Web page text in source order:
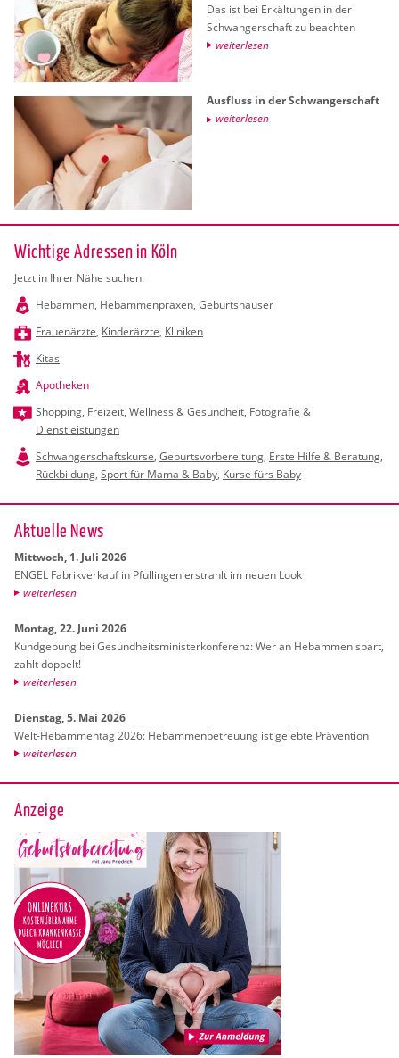
Das ist bei Er­käl­tun­gen in der
Schwan­ger­schaft zu be­ach­ten
wei­ter­le­sen
Aus­fluss in der Schwan­ger­schaft
wei­ter­le­sen
Wichtige Adressen in Köln
Jetzt in Ihrer Nähe suchen:
Hebammen, Hebammenpraxen, Geburtshäuser
Frauenärzte, Kinderärzte, Kliniken
Kitas
Apotheken
Shopping, Freizeit, Wellness & Gesundheit, Fotografie &
Dienstleistungen
Schwangerschaftskurse, Geburtsvorbereitung, Erste Hilfe & Beratung,
Rückbildung, Sport für Mama & Baby, Kurse fürs Baby
Ak­tu­el­le News
Mitt­woch, 1. Juli 2026
ENGEL Fa­brik­ver­kauf in Pful­lin­gen er­strahlt im neuen Look
wei­ter­le­sen
Mon­tag, 22. Juni 2026
Kund­ge­bung bei Ge­sund­heits­mi­nis­ter­kon­fe­renz: Wer an Heb­am­men spart,
zahlt dop­pelt!
wei­ter­le­sen
Diens­tag, 5. Mai 2026
Welt-Heb­am­men­tag 2026: Heb­am­men­be­treu­ung ist ge­leb­te Prä­ven­ti­on
wei­ter­le­sen
Anzeige